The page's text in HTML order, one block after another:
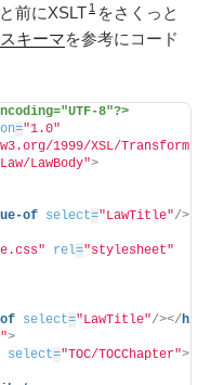
前にXSLT 1 をさくっと
キーマを参考にコード
8"?>
="1.0"
1999/XSL/Transform"
LawBody">
of select="LawTitle"/>
rel="stylesheet"
select="LawTitle"/></h1
>
select="TOC/TOCChapter">